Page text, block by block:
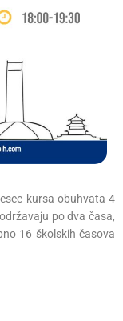
kursa obuhvata 4
po dva časa,
16 školskih časova